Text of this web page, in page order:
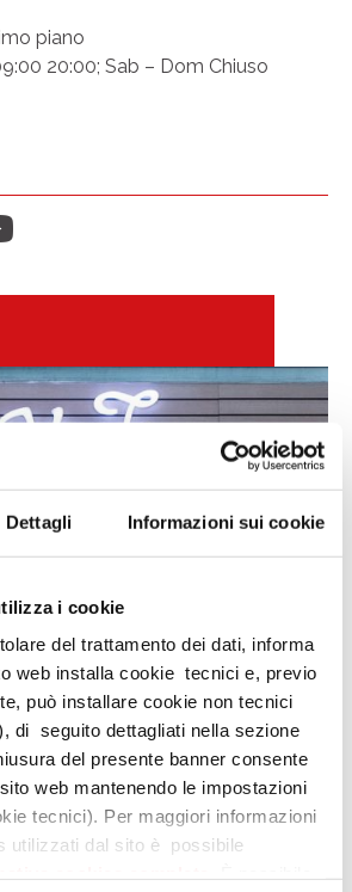
Dettagli Informazioni sui cookie
i cookie
del trattamento dei dati, informa
web installa cookie tecnici e, previo
può installare cookie non tecnici
di seguito dettagliati nella sezione
del presente banner consente
web mantenendo le impostazioni
tecnici). Per maggiori informazioni
utilizzati dal sito è possibile
piano
20:00; Sab – Dom Chiuso